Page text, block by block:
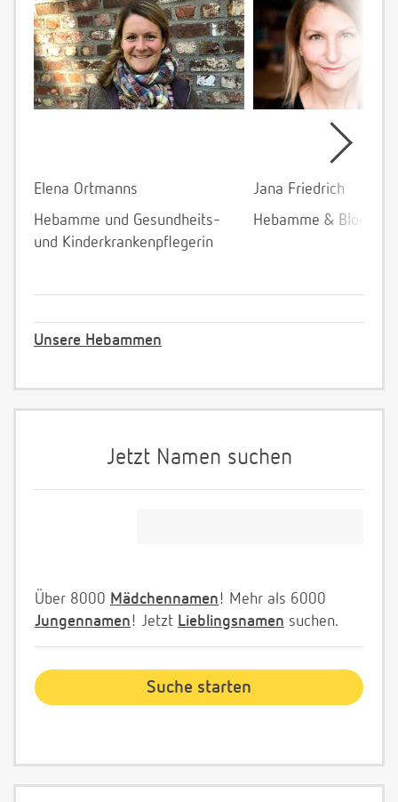
Elena Ortmanns
Hebamme und Gesundheits-
und Kinderkrankenpflegerin
Jana Friedrich
Hebamme &
Unsere Hebammen
Jetzt Namen suchen
Über 8000 Mädchennamen! Mehr als 6000
Jungennamen! Jetzt Lieblingsnamen suchen.